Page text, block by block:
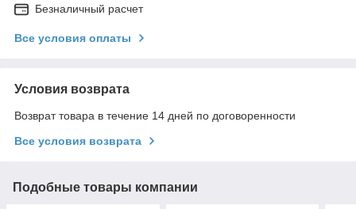
Безналичный расчет
Все условия оплаты
Условия возврата
Возврат товара в течение 14 дней по договоренности
Все условия возврата
Подобные товары компании